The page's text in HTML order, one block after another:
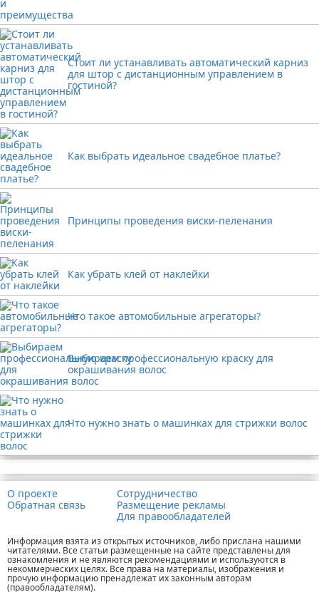
Стоит ли устанавливать автоматический карниз
для штор с дистанционным управлением в
гостиной?
Как выбрать идеальное свадебное платье?
Принципы проведения виски-пеленания
Как убрать клей от наклейки
Что такое автомобильные агрегаторы?
Выбираем профессиональную краску для
окрашивания волос
Что нужно знать о машинках для стрижки волос
О проекте
Обратная связь
Сотрудничество
Размещение рекламы
Для правообладателей
Информация взята из открытых источников, либо прислана нашими
читателями. Все статьи размещенные на сайте представлены для
ознакомления и не являются рекомендациями и используются в
некоммерческих целях. Все права на материалы, изображения и
прочую информацию пренадлежат их законным авторам
(правообладателям).